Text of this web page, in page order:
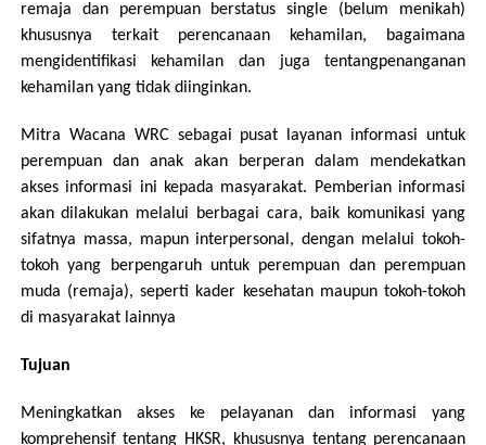
remaja dan perempuan berstatus single (belum menikah)
khususnya terkait perencanaan kehamilan, bagaimana
mengidentifikasi kehamilan dan juga tentangpenanganan
kehamilan yang tidak diinginkan.
Mitra Wacana WRC sebagai pusat layanan informasi untuk
perempuan dan anak akan berperan dalam mendekatkan
akses informasi ini kepada masyarakat. Pemberian informasi
akan dilakukan melalui berbagai cara, baik komunikasi yang
sifatnya massa, mapun interpersonal, dengan melalui tokoh-
tokoh yang berpengaruh untuk perempuan dan perempuan
muda (remaja), seperti kader kesehatan maupun tokoh-tokoh
di masyarakat lainnya
Tujuan
Meningkatkan akses ke pelayanan dan informasi yang
komprehensif tentang HKSR, khususnya tentang perencanaan